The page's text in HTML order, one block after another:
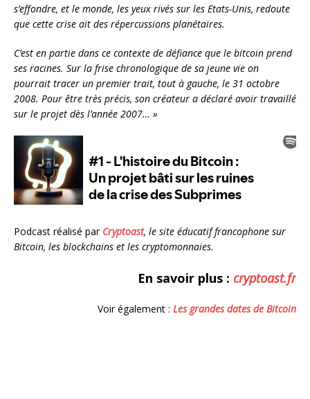
s’effondre, et le monde, les yeux rivés sur les Etats-Unis, redoute
que cette crise ait des répercussions planétaires.
C’est en partie dans ce contexte de défiance que le bitcoin prend
ses racines. Sur la frise chronologique de sa jeune vie on
pourrait tracer un premier trait, tout à gauche, le 31 octobre
2008. Pour être très précis, son créateur a déclaré avoir travaillé
sur le projet dès l’année 2007… »
Podcast réalisé par Cryptoast, le site éducatif francophone sur
Bitcoin, les blockchains et les cryptomonnaies.
En savoir plus : cryptoast.fr
Voir également : Les grandes dates de Bitcoin